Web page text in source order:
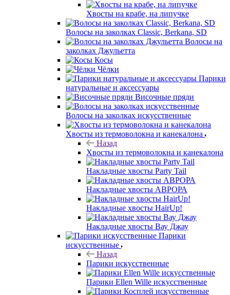
Хвосты на крабе, на липучке
Волосы на заколках Classic, Berkana, SD
Волосы на
заколках Джульетта
Косы
Чёлки
Парики
натуральные и аксессуары
Височные пряди
Волосы на заколках искусственные
Хвосты из термоволокна и канекалона
Назад
Хвосты из термоволокна и канекалона
Накладные хвосты Party Tail
Накладные хвосты АВРОРА
Накладные хвосты HairUp!
Накладные хвосты Вау Джау
Парики
искусственные
Назад
Парики искусственные
Парики Ellen Wille искусственные